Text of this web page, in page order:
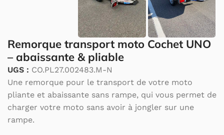
Remorque transport moto Cochet UNO
– abaissante & pliable
UGS : CO.PL27.002483.M-N
Une remorque pour le transport de votre moto
pliante et abaissante sans rampe, qui vous permet de
charger votre moto sans avoir à jongler sur une
rampe.